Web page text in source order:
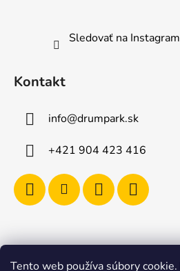
Tento web používa súbory
Sledovať na
Kontakt
info@drumpark.sk
+421 904 423 416
Navštívte aj e-shop s etnickými